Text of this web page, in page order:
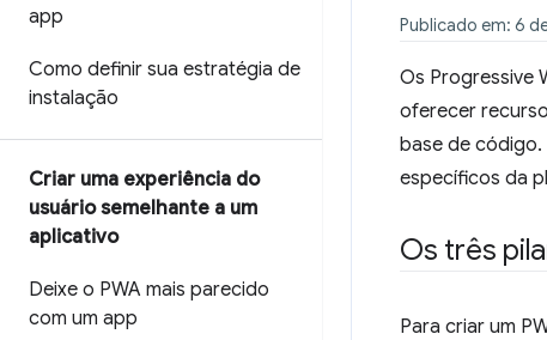
app
Como definir sua estratégia de
instalação
Criar uma experiência do
usuário semelhante a um
aplicativo
Deixe o PWA mais parecido
com um app
Publicado em: 6
Os Progressive
oferecer
base de código.
específicos da
Os três
Para criar um